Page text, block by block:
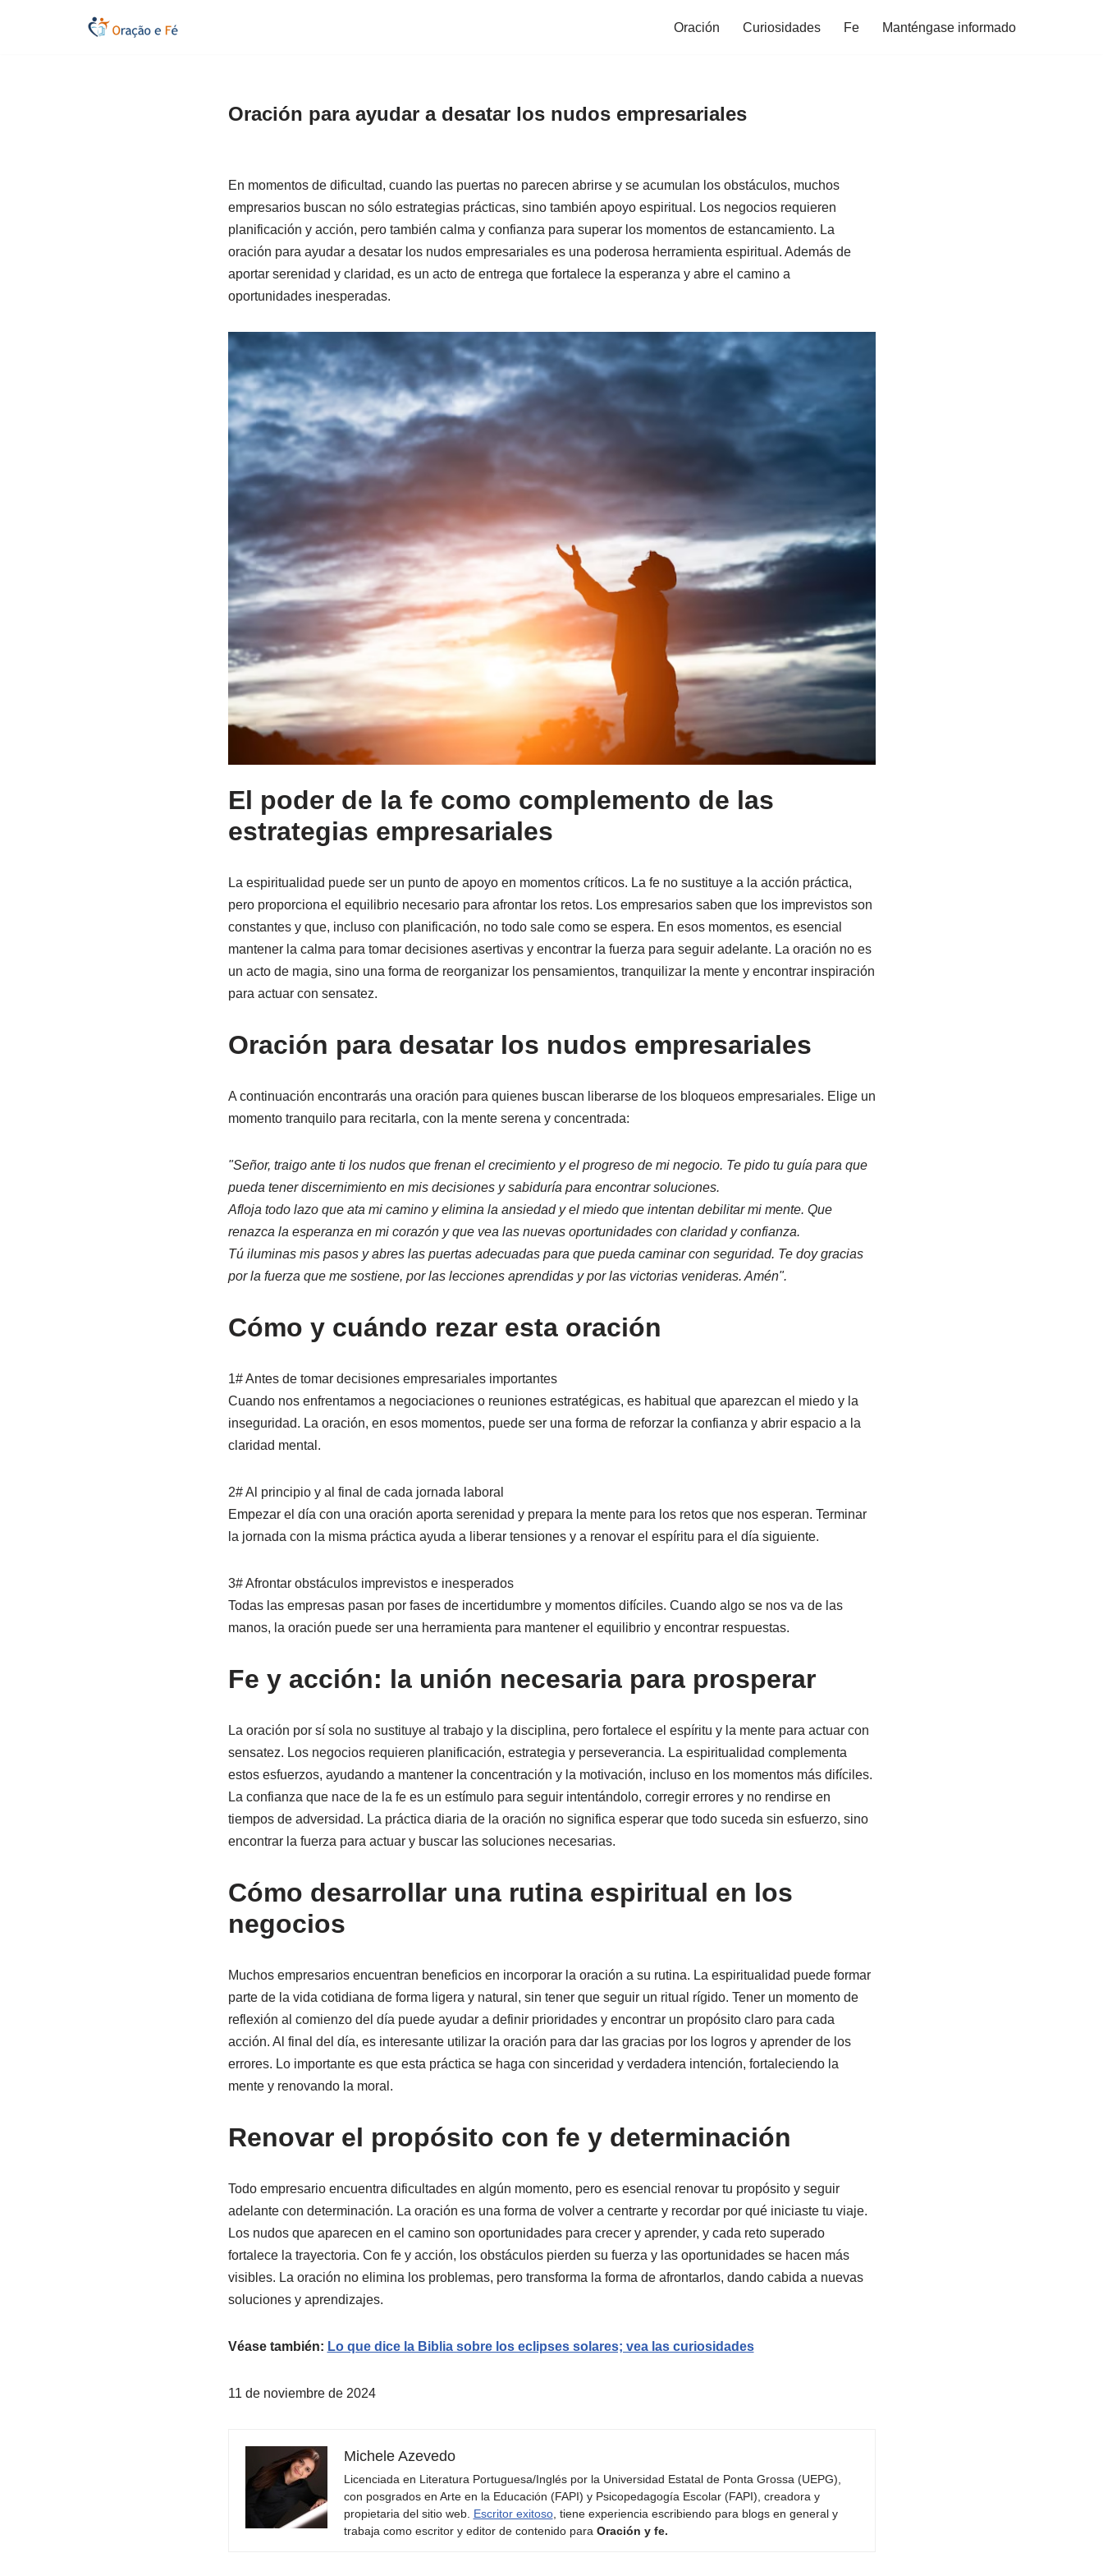
Oración Curiosidades Fe Manténgase informado
Oración para ayudar a desatar los nudos empresariales
En momentos de dificultad, cuando las puertas no parecen abrirse y se acumulan los obstáculos, muchos
empresarios buscan no sólo estrategias prácticas, sino también apoyo espiritual. Los negocios requieren
planificación y acción, pero también calma y confianza para superar los momentos de estancamiento. La
oración para ayudar a desatar los nudos empresariales es una poderosa herramienta espiritual. Además de
aportar serenidad y claridad, es un acto de entrega que fortalece la esperanza y abre el camino a
oportunidades inesperadas.
El poder de la fe como complemento de las
estrategias empresariales
La espiritualidad puede ser un punto de apoyo en momentos críticos. La fe no sustituye a la acción práctica,
pero proporciona el equilibrio necesario para afrontar los retos. Los empresarios saben que los imprevistos son
constantes y que, incluso con planificación, no todo sale como se espera. En esos momentos, es esencial
mantener la calma para tomar decisiones asertivas y encontrar la fuerza para seguir adelante. La oración no es
un acto de magia, sino una forma de reorganizar los pensamientos, tranquilizar la mente y encontrar inspiración
para actuar con sensatez.
Oración para desatar los nudos empresariales
A continuación encontrarás una oración para quienes buscan liberarse de los bloqueos empresariales. Elige un
momento tranquilo para recitarla, con la mente serena y concentrada:
"Señor, traigo ante ti los nudos que frenan el crecimiento y el progreso de mi negocio. Te pido tu guía para que
pueda tener discernimiento en mis decisiones y sabiduría para encontrar soluciones.
Afloja todo lazo que ata mi camino y elimina la ansiedad y el miedo que intentan debilitar mi mente. Que
renazca la esperanza en mi corazón y que vea las nuevas oportunidades con claridad y confianza.
Tú iluminas mis pasos y abres las puertas adecuadas para que pueda caminar con seguridad. Te doy gracias
por la fuerza que me sostiene, por las lecciones aprendidas y por las victorias venideras. Amén".
Cómo y cuándo rezar esta oración
1# Antes de tomar decisiones empresariales importantes
Cuando nos enfrentamos a negociaciones o reuniones estratégicas, es habitual que aparezcan el miedo y la
inseguridad. La oración, en esos momentos, puede ser una forma de reforzar la confianza y abrir espacio a la
claridad mental.
2# Al principio y al final de cada jornada laboral
Empezar el día con una oración aporta serenidad y prepara la mente para los retos que nos esperan. Terminar
la jornada con la misma práctica ayuda a liberar tensiones y a renovar el espíritu para el día siguiente.
3# Afrontar obstáculos imprevistos e inesperados
Todas las empresas pasan por fases de incertidumbre y momentos difíciles. Cuando algo se nos va de las
manos, la oración puede ser una herramienta para mantener el equilibrio y encontrar respuestas.
Fe y acción: la unión necesaria para prosperar
La oración por sí sola no sustituye al trabajo y la disciplina, pero fortalece el espíritu y la mente para actuar con
sensatez. Los negocios requieren planificación, estrategia y perseverancia. La espiritualidad complementa
estos esfuerzos, ayudando a mantener la concentración y la motivación, incluso en los momentos más difíciles.
La confianza que nace de la fe es un estímulo para seguir intentándolo, corregir errores y no rendirse en
tiempos de adversidad. La práctica diaria de la oración no significa esperar que todo suceda sin esfuerzo, sino
encontrar la fuerza para actuar y buscar las soluciones necesarias.
Cómo desarrollar una rutina espiritual en los
negocios
Muchos empresarios encuentran beneficios en incorporar la oración a su rutina. La espiritualidad puede formar
parte de la vida cotidiana de forma ligera y natural, sin tener que seguir un ritual rígido. Tener un momento de
reflexión al comienzo del día puede ayudar a definir prioridades y encontrar un propósito claro para cada
acción. Al final del día, es interesante utilizar la oración para dar las gracias por los logros y aprender de los
errores. Lo importante es que esta práctica se haga con sinceridad y verdadera intención, fortaleciendo la
mente y renovando la moral.
Renovar el propósito con fe y determinación
Todo empresario encuentra dificultades en algún momento, pero es esencial renovar tu propósito y seguir
adelante con determinación. La oración es una forma de volver a centrarte y recordar por qué iniciaste tu viaje.
Los nudos que aparecen en el camino son oportunidades para crecer y aprender, y cada reto superado
fortalece la trayectoria. Con fe y acción, los obstáculos pierden su fuerza y las oportunidades se hacen más
visibles. La oración no elimina los problemas, pero transforma la forma de afrontarlos, dando cabida a nuevas
soluciones y aprendizajes.
Véase también: Lo que dice la Biblia sobre los eclipses solares; vea las curiosidades
11 de noviembre de 2024
Michele Azevedo
Licenciada en Literatura Portuguesa/Inglés por la Universidad Estatal de Ponta Grossa (UEPG),
con posgrados en Arte en la Educación (FAPI) y Psicopedagogía Escolar (FAPI), creadora y
propietaria del sitio web. Escritor exitoso, tiene experiencia escribiendo para blogs en general y
trabaja como escritor y editor de contenido para Oración y fe.